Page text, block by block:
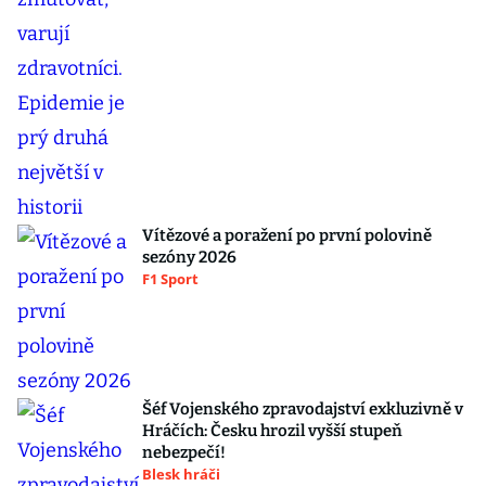
Vítězové a poražení po první polovině
sezóny 2026
F1 Sport
Šéf Vojenského zpravodajství exkluzivně v
Hráčích: Česku hrozil vyšší stupeň
nebezpečí!
Blesk hráči